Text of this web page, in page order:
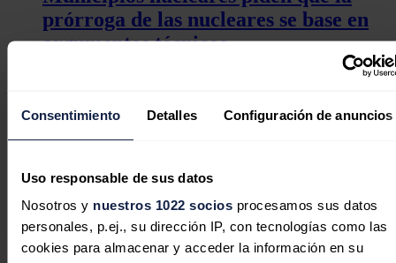
Consentimiento Detalles Configuración de anuncios
Uso responsable de sus datos
Nosotros y nuestros 1022 sociosprocesamos sus datos
personales, p.ej., su dirección IP, con tecnologías como las
cookies para almacenar y acceder la información en su
prórroga de las nucleares se base en
argumentos técnicos
ventaja estructural de España en el
actual contexto por Oriente Próximo
Abarca, según añade la nota, un radio comprendido entre los 0 y los
10 kilómetros alrededor de estas instalaciones.